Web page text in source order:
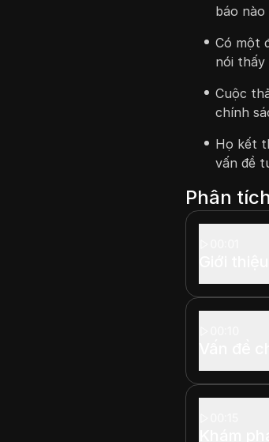
báo
Có một
nói thấy
Cuộc
chính
Họ kết
vấn đề
Phân